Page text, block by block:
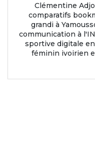
Clémentine
comparatifs
grandi à
communication à
sportive digitale
féminin ivoirien